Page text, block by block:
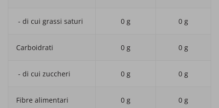
- di cui grassi saturi 0 g 0 g
Carboidrati 0 g 0 g
- di cui zuccheri 0 g 0 g
Fibre alimentari 0 g 0 g